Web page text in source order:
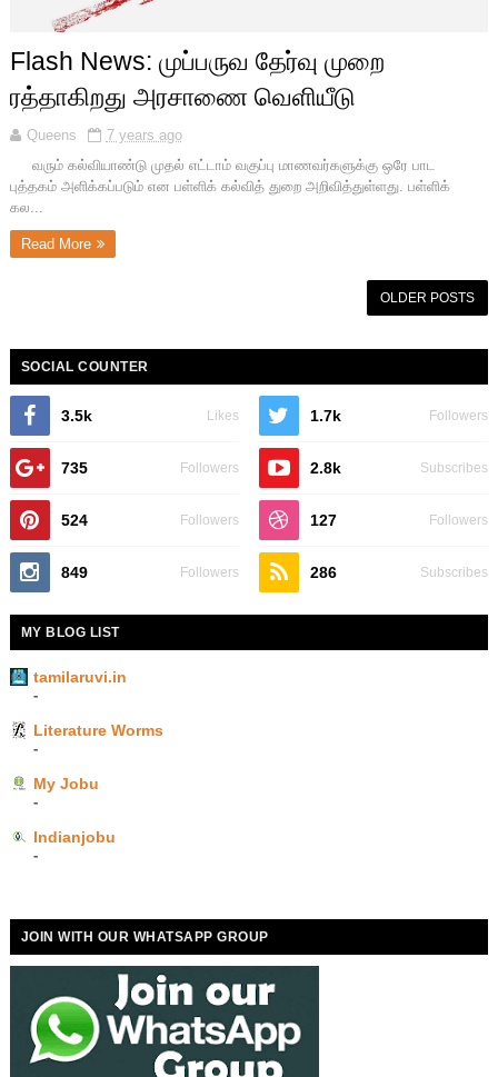
Flash News: முப்பருவ தேர்வு முறை
ரத்தாகிறது அரசாணை வெளியீடு
Queens
7 years ago
வரும் கல்வியாண்டு முதல் எட்டாம் வகுப்பு மாணவர்களுக்கு ஒரே பாட
புத்தகம் அளிக்கப்படும் என பள்ளிக் கல்வித் துறை அறிவித்துள்ளது. பள்ளிக்
கல...
Read More
OLDER POSTS
SOCIAL COUNTER
3.5k Likes 1.7k Followers
735 Followers 2.8k Subscribes
524 Followers 127 Followers
849 Followers 286 Subscribes
MY BLOG LIST
tamilaruvi.in
-
Literature Worms
-
My Jobu
-
Indianjobu
-
JOIN WITH OUR WHATSAPP GROUP